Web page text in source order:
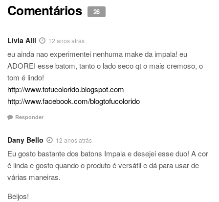
Comentários 26
Lívia Alli 12 anos atrás
eu ainda nao experimentei nenhuma make da impala! eu
ADOREI esse batom, tanto o lado seco qt o mais cremoso, o
tom é lindo!
http://www.tofucolorido.blogspot.com
http://www.facebook.com/blogtofucolorido
Responder
Dany Bello 12 anos atrás
Eu gosto bastante dos batons Impala e desejei esse duo! A cor
é linda e gosto quando o produto é versátil e dá para usar de
várias maneiras.
Beijos!